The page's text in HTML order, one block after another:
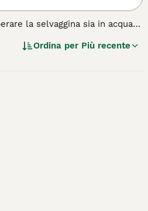
la selvaggina sia in acqua
Oggi il lagotto romagnolo è
Ordina per Più recente